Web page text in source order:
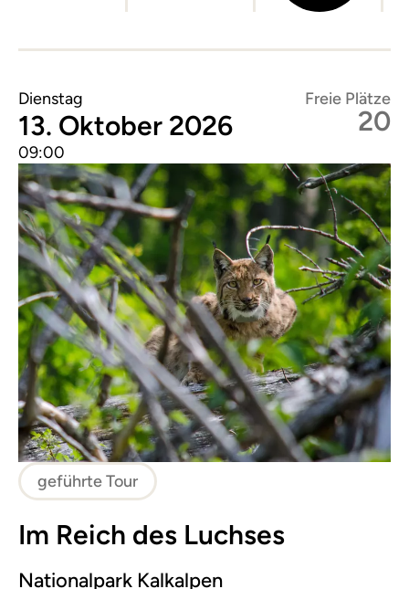
Dienstag
13. Oktober 2026
09:00
Freie Plätze
20
geführte Tour
Im Reich des Luchses
Nationalpark Kalkalpen